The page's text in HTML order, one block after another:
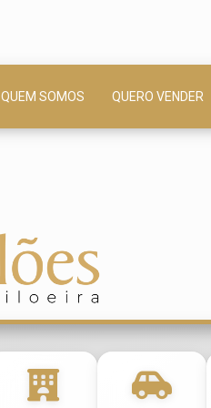
QUEM SOMOS QUERO VENDER